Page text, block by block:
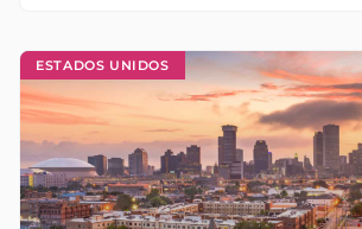
ESTADOS UNIDOS